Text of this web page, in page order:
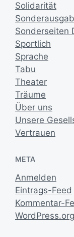
Solidarität
Sonderseiten
Sportlich
Sprache
Tabu
Theater
Träume
Über uns
Unsere
Vertrauen
META
Anmelden
Eintrags-Feed
Kommentar-
WordPress.org